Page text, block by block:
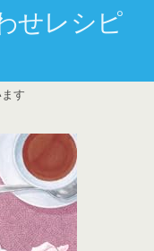
せレシピ
す